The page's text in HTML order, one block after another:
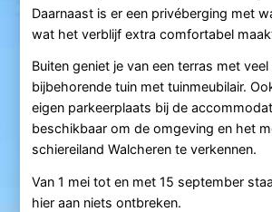
Daarnaast is er een privéberging met
wat het verblijf extra comfortabel
Buiten geniet je van een terras met
bijbehorende tuin met tuinmeubilair.
eigen parkeerplaats bij de
beschikbaar om de omgeving en het
schiereiland Walcheren te verkennen.
Van 1 mei tot en met 15 september
hier aan niets ontbreken.